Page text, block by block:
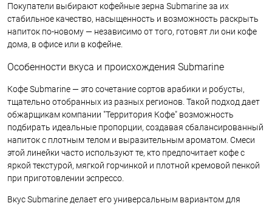
Покупатели выбирают кофейные зерна Submarine за их
стабильное качество, насыщенность и возможность раскрыть
напиток по-новому — независимо от того, готовят ли они кофе
дома, в офисе или в кофейне.
Особенности вкуса и происхождения Submarine
Кофе Submarine — это сочетание сортов арабики и робусты,
тщательно отобранных из разных регионов. Такой подход дает
обжарщикам компании "Территория Кофе" возможность
подбирать идеальные пропорции, создавая сбалансированный
напиток с плотным телом и выразительным ароматом. Смеси
этой линейки часто используют те, кто предпочитает кофе с
яркой текстурой, мягкой горчинкой и плотной кремовой пенкой
при приготовлении эспрессо.
Вкус Submarine делает его универсальным вариантом для